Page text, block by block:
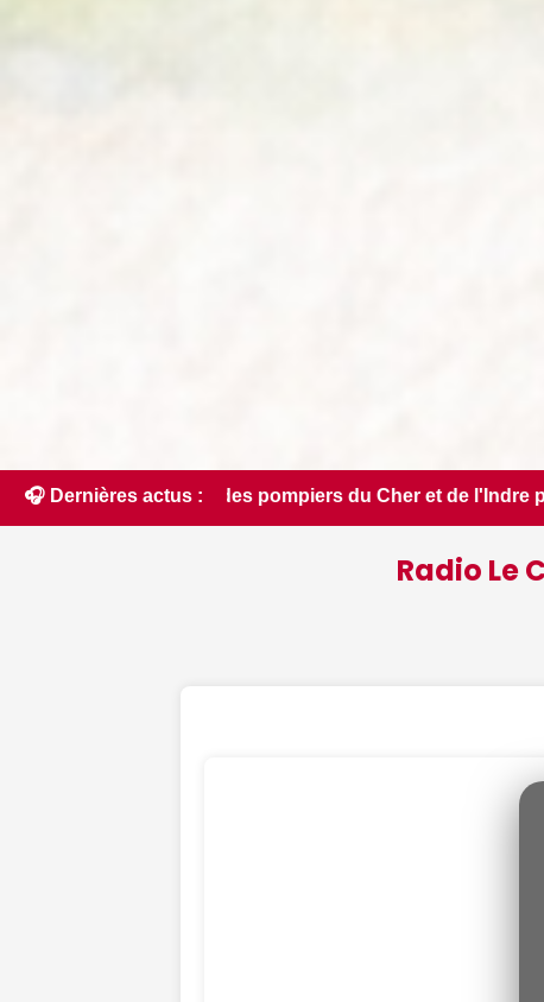
🎧 Dernières actus :
partent en renfort feux de forêt dans l'Aude - ici.fr
Radio Le